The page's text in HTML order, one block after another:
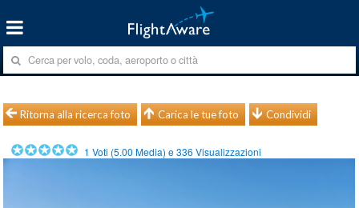
Ritorna alla ricerca foto Carica le tue foto Condividi
1 Voti (5.00 Media) e336 Visualizzazioni